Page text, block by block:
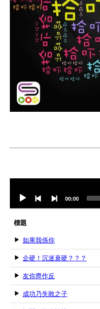
Player
00:00
標題
如果我係你
企硬！沉迷衰硬？？？
友你齊作反
成功乃失敗之子